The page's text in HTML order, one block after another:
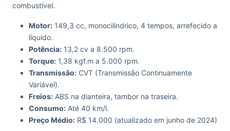
combustível.
Motor: 149,3 cc, monocilíndrico, 4 tempos, arrefecido a
líquido.
Potência: 13,2 cv a 8.500 rpm.
Torque: 1,38 kgf.m a 5.000 rpm.
Transmissão: CVT (Transmissão Continuamente
Variável).
Freios: ABS na dianteira, tambor na traseira.
Consumo: Até 40 km/l.
Preço Médio: R$ 14.000 (atualizado em junho de 2024)